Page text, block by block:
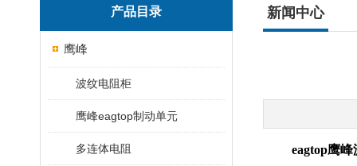
产品目录
鹰峰
波纹电阻柜
鹰峰eagtop制动单元
多连体电阻
新闻中心
eagtop鹰